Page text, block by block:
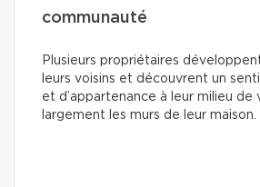
communauté
Plusieurs propriétaires
leurs voisins et découvrent un
et d’appartenance à leur milieu de
largement les murs de leur maison.